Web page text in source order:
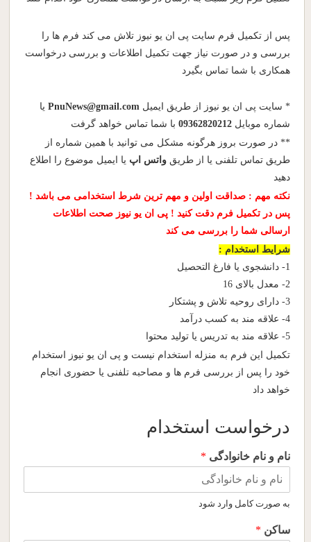
پس از تکمیل فرم سایت پی ان یو نیوز تلاش می کند فرم ها را
بررسی و در صورت نیاز جهت تکمیل اطلاعات و بررسی درخواست
همکاری با شما تماس بگیرد
* سایت پی ان یو نیوز از طریق ایمیل PnuNews@gmail.comیا
شماره موبایل 09362820212با شما تماس خواهد گرفت
** در صورت بروز هرگونه مشکل می توانید با همین شماره از
طریق تماس تلفنی یا از طریق واتس اپ یا ایمیل موضوع را اطلاع
دهید
نکته مهم : صداقت اولین و مهم ترین شرط استخدامی می باشد !
پس در تکمیل فرم دقت کنید ! پی ان یو نیوز صحت اطلاعات
ارسالی شما را بررسی می کند
شرایط استخدام :
1- دانشجوی یا فارغ التحصیل
2- معدل بالای 16
3- دارای روحیه تلاش و پشتکار
4- علاقه مند به کسب درآمد
5- علاقه مند به تدریس یا تولید محتوا
تکمیل این فرم به منزله استخدام نیست و پی ان یو نیوز استخدام
خود را پس از بررسی فرم ها و مصاحبه تلفنی یا حضوری انجام
خواهد داد
درخواست استخدام
نام و نام خانوادگی *
به صورت کامل وارد شود
ساکن *